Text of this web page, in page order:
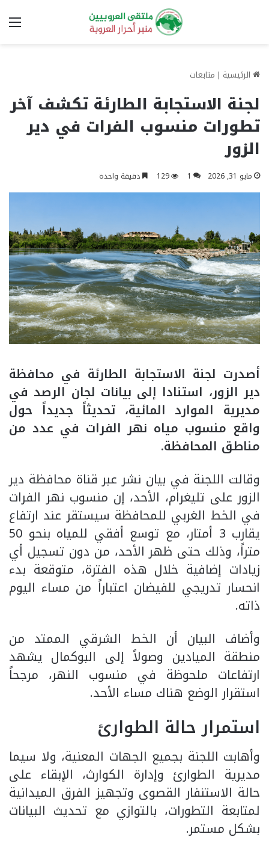
الرئيسية | متابعات
لجنة الاستجابة الطارئة تكشف آخر
تطورات منسوب الفرات في دير
الزور
مايو 31, 2026 1
129 دقيقة واحدة
أصدرت لجنة الاستجابة الطارئة في محافظة
دير الزور، استنادا إلى بيانات لجان الرصد في
مديرية الموارد المائية، تحديثاً جديداً حول
واقع منسوب مياه نهر الفرات في عدد من
مناطق المحافظة.
وقالت اللجنة في بيان نشر عبر قناة محافظة دير
الزور على تليغرام، الأحد، إن منسوب نهر الفرات
في الخط الغربي للمحافظة سيستقر عند ارتفاع
يقارب 3 أمتار، مع توسع أفقي للمياه بنحو 50
متراً، وذلك حتى ظهر الأحد، من دون تسجيل أي
زيادات إضافية خلال هذه الفترة، متوقعة بدء
انحسار تدريجي للفيضان اعتباراً من مساء اليوم
ذاته.
وأضاف البيان أن الخط الشرقي الممتد من
منطقة الميادين وصولاً إلى البوكمال يشهد
ارتفاعات ملحوظة في منسوب النهر، مرجحاً
استقرار الوضع هناك مساء الأحد.
استمرار حالة الطوارئ
وأهابت اللجنة بجميع الجهات المعنية، ولا سيما
مديرية الطوارئ وإدارة الكوارث، الإبقاء على
حالة الاستنفار القصوى وتجهيز الفرق الميدانية
لمتابعة التطورات، بالتوازي مع تحديث البيانات
بشكل مستمر.